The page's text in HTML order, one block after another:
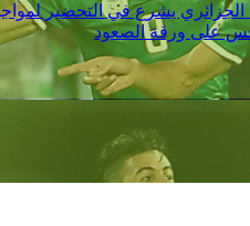
على ورقة الصعود